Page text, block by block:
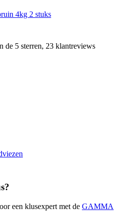
4kg 2 stuks
de 5 sterren, 23 klantreviews
een klusexpert met de GAMMA